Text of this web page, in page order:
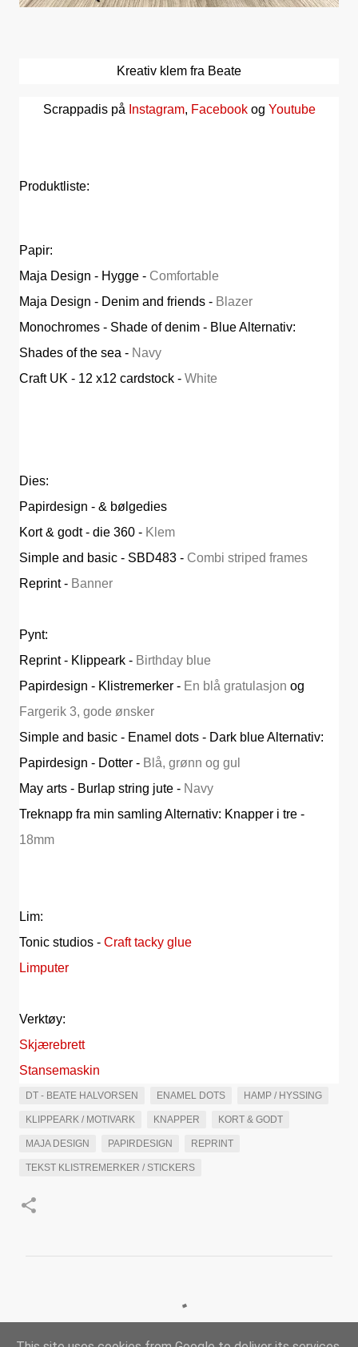
Kreativ klem fra Beate
Scrappadis på Instagram, Facebook og Youtube
Produktliste:
Papir:
Maja Design - Hygge - Comfortable
Maja Design - Denim and friends - Blazer
Monochromes - Shade of denim - Blue Alternativ:
Shades of the sea - Navy
Craft UK - 12 x12 cardstock - White
Dies:
Papirdesign - & bølgedies
Kort & godt - die 360 - Klem
Simple and basic - SBD483 - Combi striped frames
Reprint - Banner
Pynt:
Reprint - Klippeark - Birthday blue
Papirdesign - Klistremerker - En blå gratulasjon og
Fargerik 3, gode ønsker
Simple and basic - Enamel dots - Dark blue Alternativ:
Papirdesign - Dotter - Blå, grønn og gul
May arts - Burlap string jute - Navy
Treknapp fra min samling Alternativ: Knapper i tre -
18mm
Lim:
Tonic studios - Craft tacky glue
Limputer
Verktøy:
Skjærebrett
Stansemaskin
DT - BEATE HALVORSEN ENAMEL DOTS HAMP / HYSSING
KLIPPEARK / MOTIVARK KNAPPER KORT & GODT
MAJA DESIGN PAPIRDESIGN REPRINT
TEKST KLISTREMERKER / STICKERS
m